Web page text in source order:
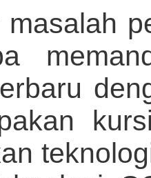
masalah